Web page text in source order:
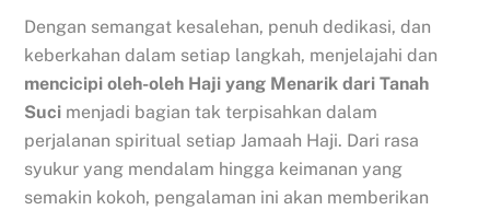
Dengan semangat kesalehan, penuh dedikasi, dan
keberkahan dalam setiap langkah, menjelajahi dan
mencicipi oleh-oleh Haji yang Menarik dari Tanah
Suci menjadi bagian tak terpisahkan dalam
perjalanan spiritual setiap Jamaah Haji. Dari rasa
syukur yang mendalam hingga keimanan yang
semakin kokoh, pengalaman ini akan memberikan